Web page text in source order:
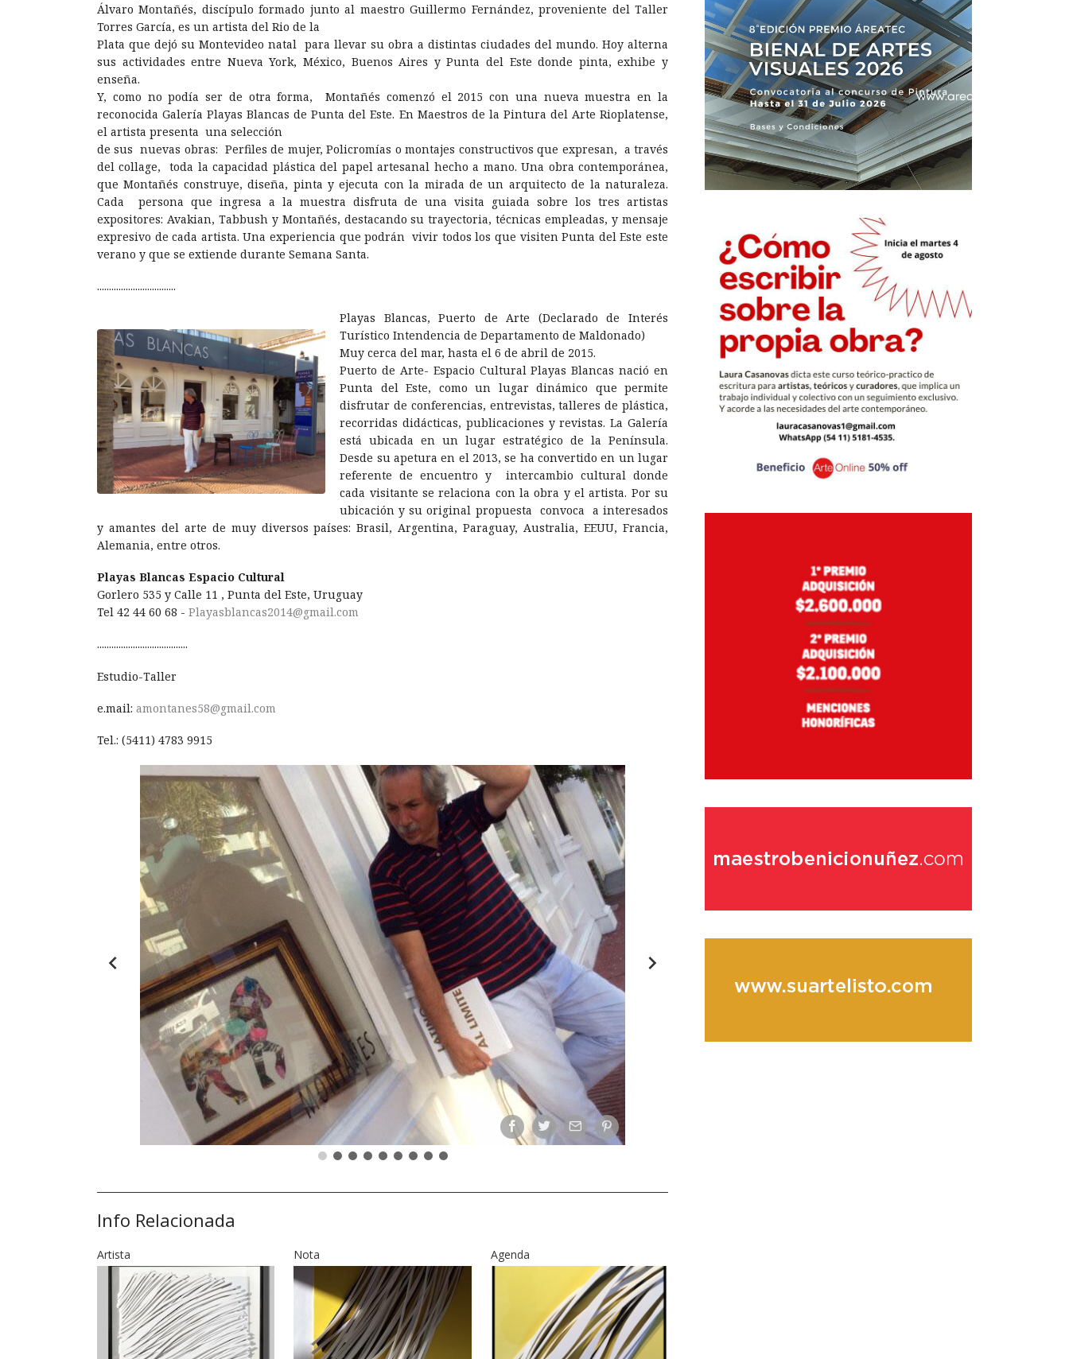
Álvaro Montañés, discípulo formado junto al maestro Guillermo Fernández, proveniente del Taller
Torres García, es un artista del Rio de la
Plata que dejó su Montevideo natal para llevar su obra a distintas ciudades del mundo. Hoy alterna
sus actividades entre Nueva York, México, Buenos Aires y Punta del Este donde pinta, exhibe y
enseña.
Y, como no podía ser de otra forma, Montañés comenzó el 2015 con una nueva muestra en la
reconocida Galería Playas Blancas de Punta del Este. En Maestros de la Pintura del Arte Rioplatense,
el artista presenta una selección
de sus nuevas obras: Perfiles de mujer, Policromías o montajes constructivos que expresan, a través
del collage, toda la capacidad plástica del papel artesanal hecho a mano. Una obra contemporánea,
que Montañés construye, diseña, pinta y ejecuta con la mirada de un arquitecto de la naturaleza.
Cada persona que ingresa a la muestra disfruta de una visita guiada sobre los tres artistas
expositores: Avakian, Tabbush y Montañés, destacando su trayectoria, técnicas empleadas, y mensaje
expresivo de cada artista. Una experiencia que podrán vivir todos los que visiten Punta del Este este
verano y que se extiende durante Semana Santa.
.................................
Playas Blancas, Puerto de Arte (Declarado de Interés
Turístico Intendencia de Departamento de Maldonado)
Muy cerca del mar, hasta el 6 de abril de 2015.
Puerto de Arte- Espacio Cultural Playas Blancas nació en
Punta del Este, como un lugar dinámico que permite
disfrutar de conferencias, entrevistas, talleres de plástica,
recorridas didácticas, publicaciones y revistas. La Galería
está ubicada en un lugar estratégico de la Península.
Desde su apetura en el 2013, se ha convertido en un lugar
referente de encuentro y intercambio cultural donde
cada visitante se relaciona con la obra y el artista. Por su
ubicación y su original propuesta convoca a interesados
y amantes del arte de muy diversos países: Brasil, Argentina, Paraguay, Australia, EEUU, Francia,
Alemania, entre otros.
Playas Blancas Espacio Cultural
Gorlero 535 y Calle 11 , Punta del Este, Uruguay
Tel 42 44 60 68 - Playasblancas2014@gmail.com
......................................
Estudio-Taller
e.mail: amontanes58@gmail.com
Tel.: (5411) 4783 9915
Info Relacionada
Artista Nota Agenda